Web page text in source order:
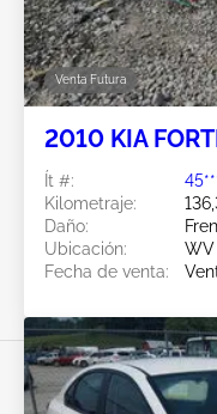
Venta Futura
2010 KIA
Ít #:
Kilometraje:
Daño:
Ubicación:
WV
Fecha de venta: